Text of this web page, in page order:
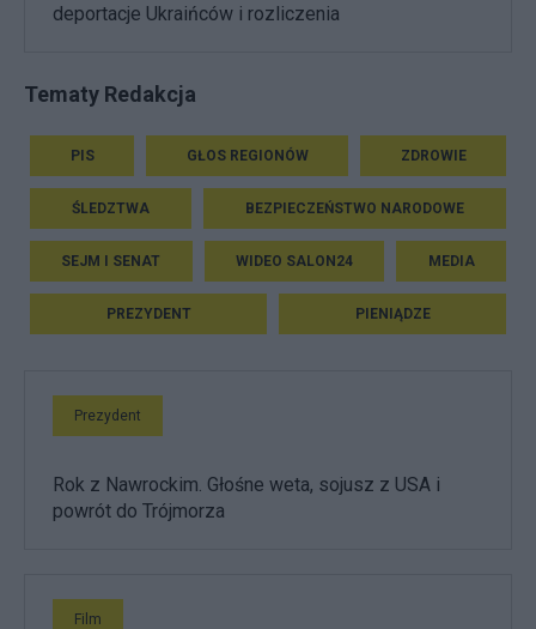
deportacje Ukraińców i rozliczenia
Tematy Redakcja
PIS GŁOS REGIONÓW ZDROWIE
ŚLEDZTWA BEZPIECZEŃSTWO NARODOWE
SEJM I SENAT WIDEO SALON24 MEDIA
PREZYDENT PIENIĄDZE
Prezydent
Rok z Nawrockim. Głośne weta, sojusz z USA i
powrót do Trójmorza
Film